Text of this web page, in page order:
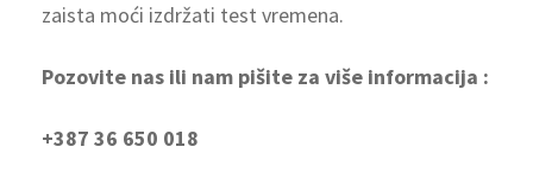
zaista moći izdržati test vremena.
Pozovite nas ili nam pišite za više informacija :
+387 36 650 018